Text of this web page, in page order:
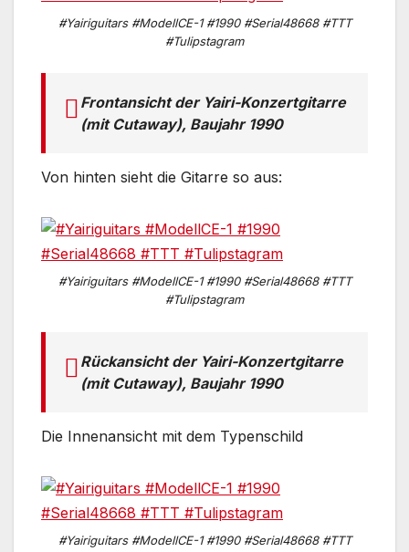
#Yairiguitars #ModellCE-1 #1990 #Serial48668 #TTT
#Tulipstagram
Frontansicht der Yairi-Konzertgitarre
(mit Cutaway), Baujahr 1990
Von hinten sieht die Gitarre so aus:
#Yairiguitars #ModellCE-1 #1990 #Serial48668 #TTT
#Tulipstagram
Rückansicht der Yairi-Konzertgitarre
(mit Cutaway), Baujahr 1990
Die Innenansicht mit dem Typenschild
#Yairiguitars #ModellCE-1 #1990 #Serial48668 #TTT